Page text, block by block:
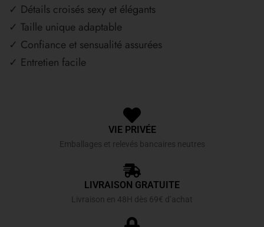
✓ Détails croisés sexy et élégants
✓ Taille unique adaptable
✓ Confiance et sensualité assurées
✓ Entretien facile
VIE PRIVÉE
Emballages et relevés bancaires neutres
LIVRAISON GRATUITE
Livraison en 48H dès 69€ d’achat